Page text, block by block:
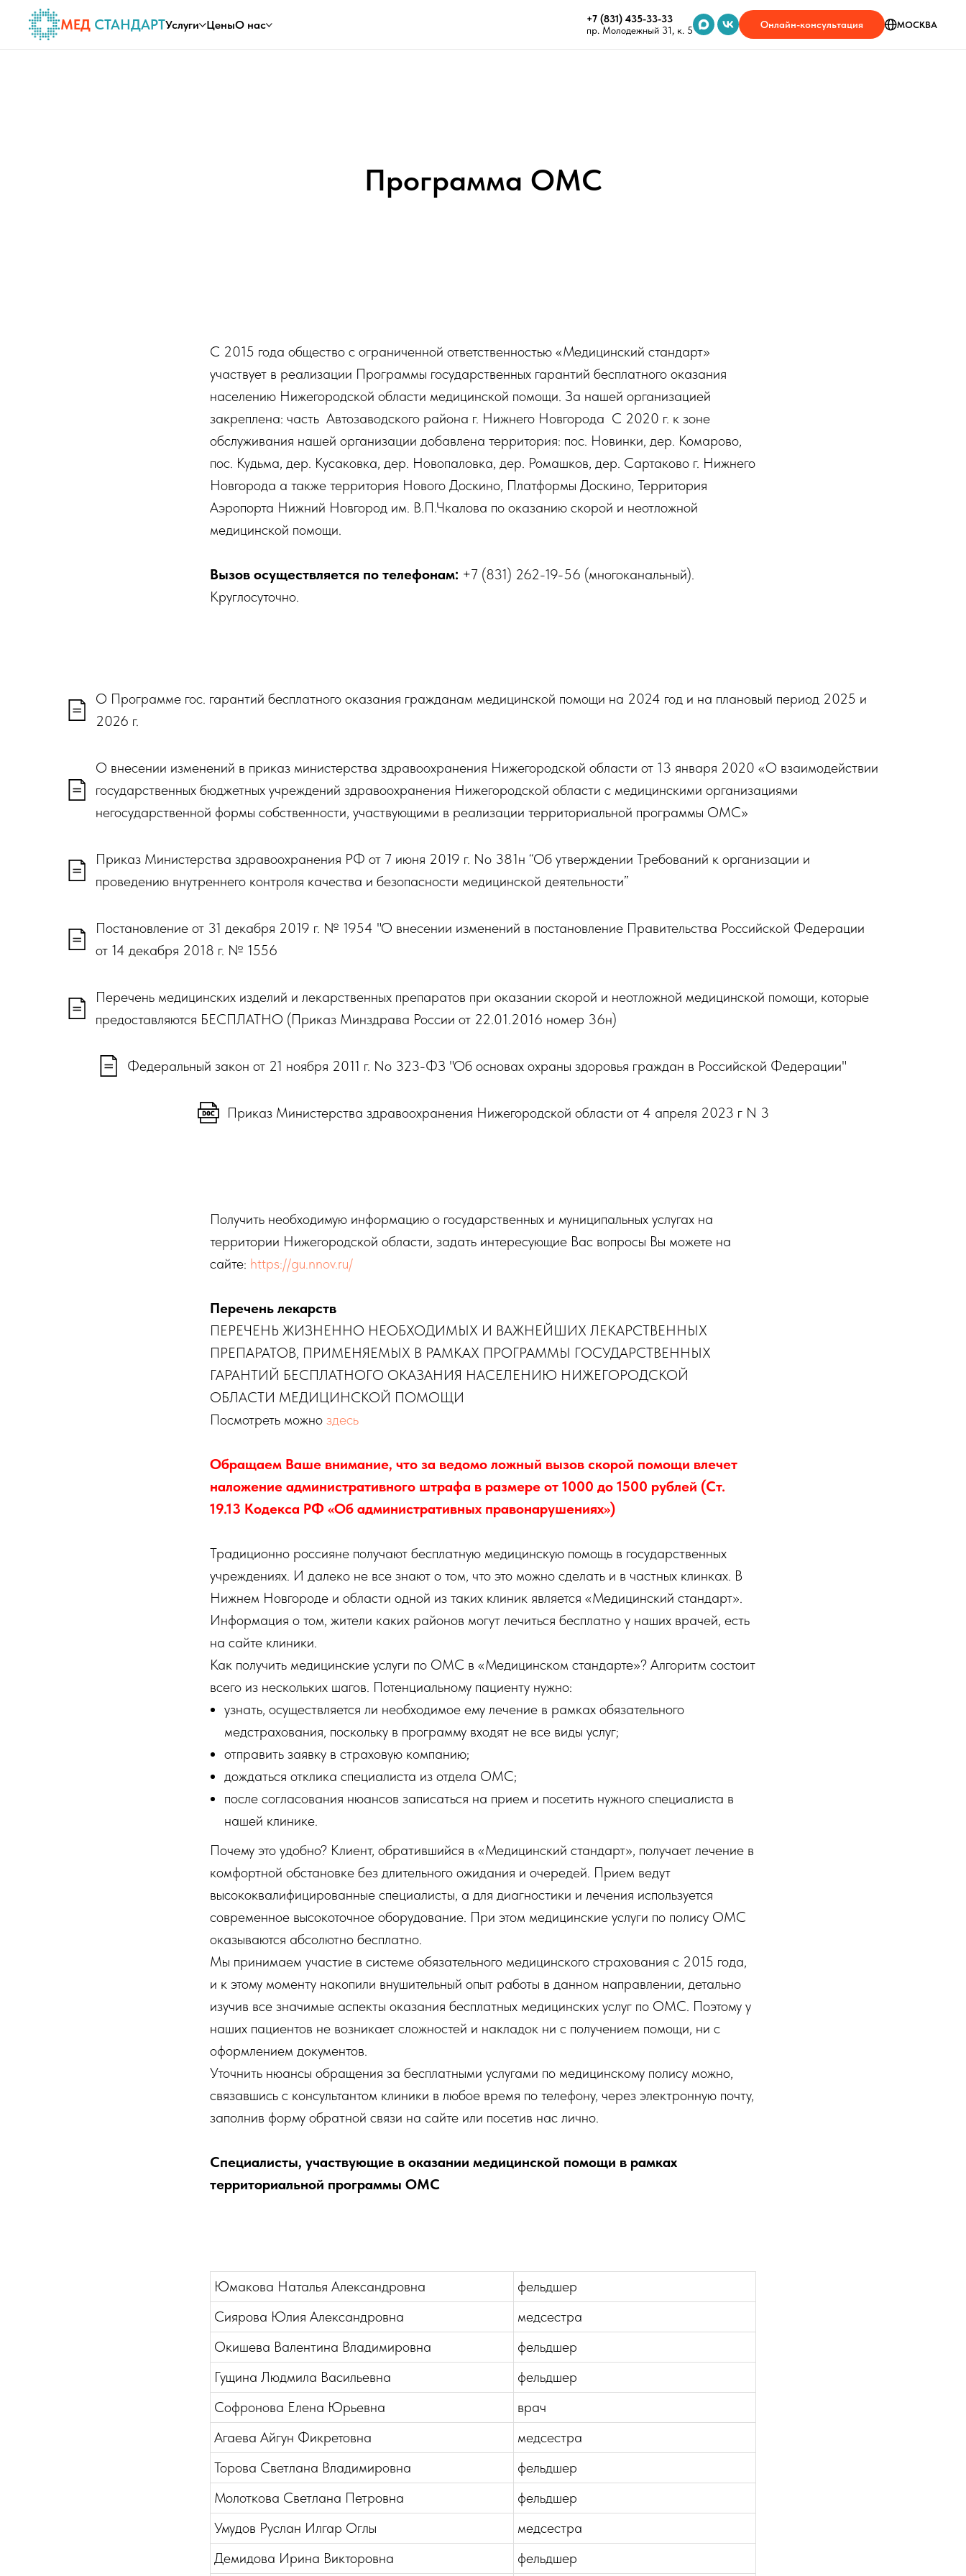
МЕД СТАНДАРТУслуги ЦеныО нас
+7 (831) 435-33-33
пр. Молодежный 31, к. 5
Онлайн-консультация МОСКВА
Программа ОМС
С 2015 года общество с ограниченной ответственностью «Медицинский стандарт»
участвует в реализации Программы государственных гарантий бесплатного оказания
населению Нижегородской области медицинской помощи. За нашей организацией
закреплена: часть Автозаводского района г. Нижнего Новгорода С 2020 г. к зоне
обслуживания нашей организации добавлена территория: пос. Новинки, дер. Комарово,
пос. Кудьма, дер. Кусаковка, дер. Новопаловка, дер. Ромашков, дер. Сартаково г. Нижнего
Новгорода а также территория Нового Доскино, Платформы Доскино, Территория
Аэропорта Нижний Новгород им. В.П.Чкалова по оказанию скорой и неотложной
медицинской помощи.
Вызов осуществляется по телефонам: +7 (831) 262-19-56 (многоканальный).
Круглосуточно.
О Программе гос. гарантий бесплатного оказания гражданам медицинской помощи на 2024 год и на плановый период 2025 и
2026 г.
О внесении изменений в приказ министерства здравоохранения Нижегородской области от 13 января 2020 «О взаимодействии
государственных бюджетных учреждений здравоохранения Нижегородской области с медицинскими организациями
негосударственной формы собственности, участвующими в реализации территориальной программы ОМС»
Приказ Министерства здравоохранения РФ от 7 июня 2019 г. No 381н “Об утверждении Требований к организации и
проведению внутреннего контроля качества и безопасности медицинской деятельности”
Постановление от 31 декабря 2019 г. № 1954 "О внесении изменений в постановление Правительства Российской Федерации
от 14 декабря 2018 г. № 1556
Перечень медицинских изделий и лекарственных препаратов при оказании скорой и неотложной медицинской помощи, которые
предоставляются БЕСПЛАТНО (Приказ Минздрава России от 22.01.2016 номер 36н)
Федеральный закон от 21 ноября 2011 г. No 323-ФЗ "Об основах охраны здоровья граждан в Российской Федерации"
Приказ Министерства здравоохранения Нижегородской области от 4 апреля 2023 г N 3
Получить необходимую информацию о государственных и муниципальных услугах на
территории Нижегородской области, задать интересующие Вас вопросы Вы можете на
сайте: https://gu.nnov.ru/
Перечень лекарств
ПЕРЕЧЕНЬ ЖИЗНЕННО НЕОБХОДИМЫХ И ВАЖНЕЙШИХ ЛЕКАРСТВЕННЫХ
ПРЕПАРАТОВ, ПРИМЕНЯЕМЫХ В РАМКАХ ПРОГРАММЫ ГОСУДАРСТВЕННЫХ
ГАРАНТИЙ БЕСПЛАТНОГО ОКАЗАНИЯ НАСЕЛЕНИЮ НИЖЕГОРОДСКОЙ
ОБЛАСТИ МЕДИЦИНСКОЙ ПОМОЩИ
Посмотреть можно здесь
Обращаем Ваше внимание, что за ведомо ложный вызов скорой помощи влечет
наложение административного штрафа в размере от 1000 до 1500 рублей (Ст.
19.13 Кодекса РФ «Об административных правонарушениях»)
Традиционно россияне получают бесплатную медицинскую помощь в государственных
учреждениях. И далеко не все знают о том, что это можно сделать и в частных клинках. В
Нижнем Новгороде и области одной из таких клиник является «Медицинский стандарт».
Информация о том, жители каких районов могут лечиться бесплатно у наших врачей, есть
на сайте клиники.
Как получить медицинские услуги по ОМС в «Медицинском стандарте»? Алгоритм состоит
всего из нескольких шагов. Потенциальному пациенту нужно:
узнать, осуществляется ли необходимое ему лечение в рамках обязательного
медстрахования, поскольку в программу входят не все виды услуг;
отправить заявку в страховую компанию;
дождаться отклика специалиста из отдела ОМС;
после согласования нюансов записаться на прием и посетить нужного специалиста в
нашей клинике.
Почему это удобно? Клиент, обратившийся в «Медицинский стандарт», получает лечение в
комфортной обстановке без длительного ожидания и очередей. Прием ведут
высококвалифицированные специалисты, а для диагностики и лечения используется
современное высокоточное оборудование. При этом медицинские услуги по полису ОМС
оказываются абсолютно бесплатно.
Мы принимаем участие в системе обязательного медицинского страхования с 2015 года,
и к этому моменту накопили внушительный опыт работы в данном направлении, детально
изучив все значимые аспекты оказания бесплатных медицинских услуг по ОМС. Поэтому у
наших пациентов не возникает сложностей и накладок ни с получением помощи, ни с
оформлением документов.
Уточнить нюансы обращения за бесплатными услугами по медицинскому полису можно,
связавшись с консультантом клиники в любое время по телефону, через электронную почту,
заполнив форму обратной связи на сайте или посетив нас лично.
Специалисты, участвующие в оказании медицинской помощи в рамках
территориальной программы ОМС
Юмакова Наталья Александровна
фельдшер
Сиярова Юлия Александровна
медсестра
Окишева Валентина Владимировна
фельдшер
Гущина Людмила Васильевна
фельдшер
Софронова Елена Юрьевна
врач
Агаева Айгун Фикретовна
медсестра
Торова Светлана Владимировна
фельдшер
Молоткова Светлана Петровна
фельдшер
Умудов Руслан Илгар Оглы
медсестра
Демидова Ирина Викторовна
фельдшер